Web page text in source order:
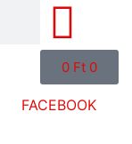
0 Ft 0
FACEBOOK